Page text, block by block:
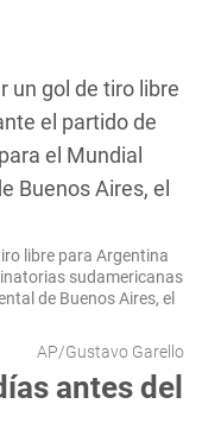
libre para Argentina
sudamericanas
de Buenos Aires, el
AP/Gustavo Garello
antes del